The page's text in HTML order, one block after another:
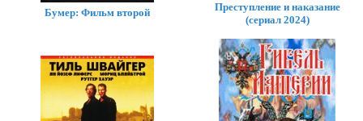
Преступление и наказание
(сериал 2024)
Бумер: Фильм второй